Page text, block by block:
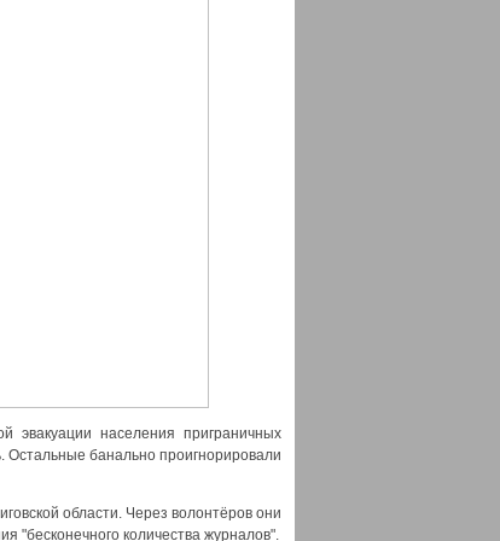
эвакуации населения приграничных
Остальные банально проигнорировали
области. Через волонтёров они
"бесконечного количества журналов".